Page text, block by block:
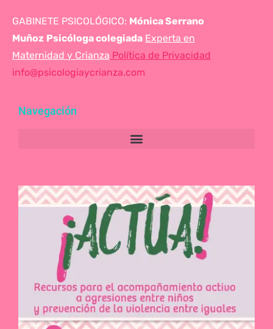
GABINETE PSICOLÓGICO: Mónica Serrano
Muñoz Psicóloga colegiada Experta en
Maternidad y Crianza Política de Privacidad
info@psicologiaycrianza.com
Navegación